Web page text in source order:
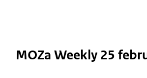
MOZa Weekly 25